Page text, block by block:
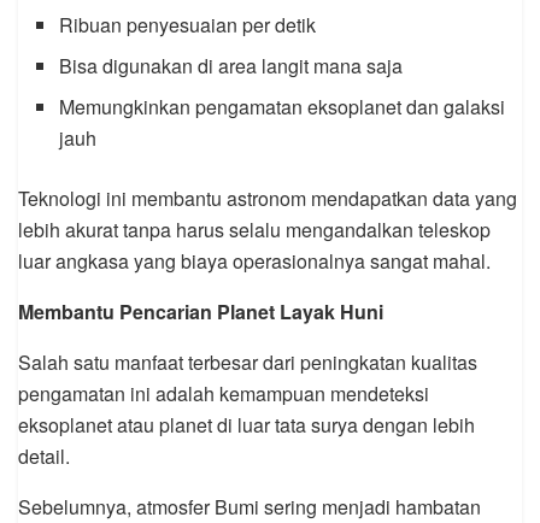
Ribuan penyesuaian per detik
Bisa digunakan di area langit mana saja
Memungkinkan pengamatan eksoplanet dan galaksi
jauh
Teknologi ini membantu astronom mendapatkan data yang
lebih akurat tanpa harus selalu mengandalkan teleskop
luar angkasa yang biaya operasionalnya sangat mahal.
Membantu Pencarian Planet Layak Huni
Salah satu manfaat terbesar dari peningkatan kualitas
pengamatan ini adalah kemampuan mendeteksi
eksoplanet atau planet di luar tata surya dengan lebih
detail.
Sebelumnya, atmosfer Bumi sering menjadi hambatan